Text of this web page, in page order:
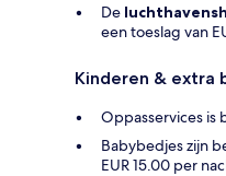
De
een toeslag van
Kinderen & extra
Oppasservices is
Babybedjes zijn
EUR 15.00 per